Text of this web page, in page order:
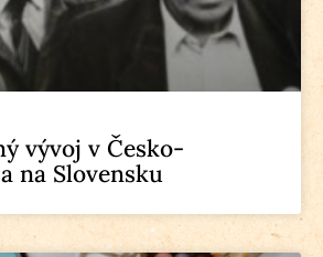
vývoj v Česko-
na Slovensku